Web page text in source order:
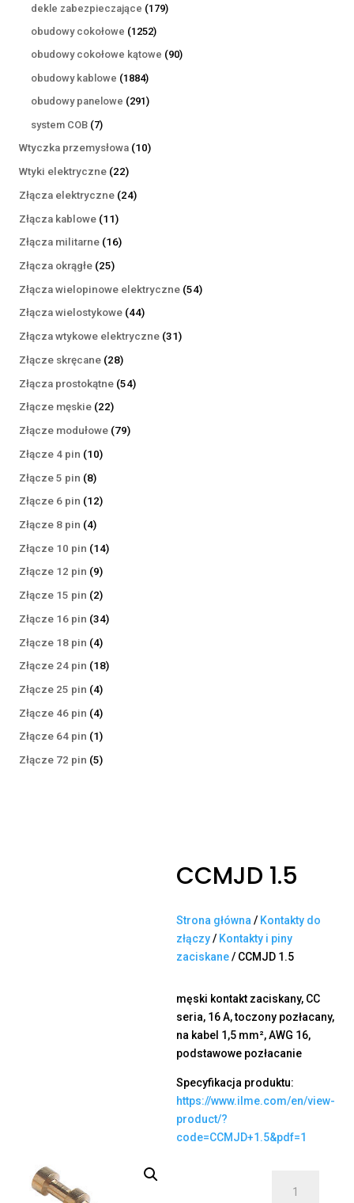
produktów
dekle zabezpieczające 179179
obudowy cokołowe 12521252
produkty
obudowy cokołowe kątowe 9090
obudowy kablowe 18841884
produkty
obudowy panelowe 291291
system COB 77
produktów
Wtyczka przemysłowa 1010
Wtyki elektryczne 2222
produkty
Złącza elektryczne 2424
Złącza kablowe 1111
produktów
Złącza militarne 1616
Złącza okrągłe 2525
produktów
Złącza wielopinowe elektryczne 5454
Złącza wielostykowe 4444
produkty
Złącza wtykowe elektryczne 3131
Złącze skręcane 2828
produktów
Złącza prostokątne 5454
Złącze męskie 2222
produkty
Złącze modułowe 7979
Złącze 4 pin 1010
Złącze 5 pin 88
produktów
Złącze 6 pin 1212
Złącze 8 pin 44
produkty
Złącze 10 pin 1414
Złącze 12 pin 99
produktów
Złącze 15 pin 22
produkty
Złącze 16 pin 3434
Złącze 18 pin 44
produkty
Złącze 24 pin 1818
Złącze 25 pin 44
produkty
Złącze 46 pin 44
produkty
Złącze 64 pin 11
produkt
Złącze 72 pin 55
CCMJD 1.5
Strona główna / Kontakty do
złączy/ Kontakty i piny
zaciskane/ CCMJD 1.5
męski kontakt zaciskany, CC
seria, 16 A, toczony pozłacany,
na kabel 1,5 mm², AWG 16,
podstawowe pozłacanie
Specyfikacja produktu:
https://www.ilme.com/en/view-
product/?
code=CCMJD+1.5&pdf=1
CCMJD